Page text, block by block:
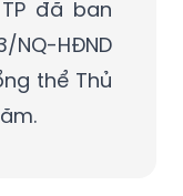
quyết
đã ban
HĐND